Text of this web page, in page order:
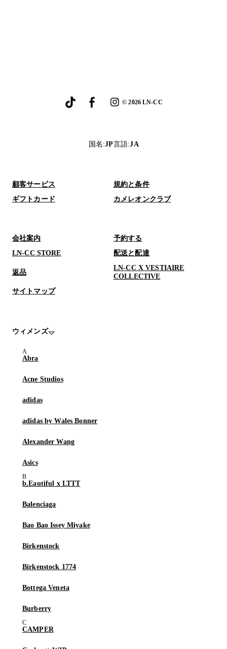
©2026LN-CC
国名 :JP言語:JA
顧客サービス
規約と条件
ギフトカード
カメレオンクラブ
会社案内
予約する
LN-CC STORE
配送と配達
返品
LN-CC X VESTIAIRE
COLLECTIVE
サイトマップ
ウィメンズ
Abra
Acne Studios
adidas
adidas by Wales Bonner
Alexander Wang
Asics
b.Eautiful x LTTT
Balenciaga
Bao Bao Issey Miyake
Birkenstock
Birkenstock 1774
Bottega Veneta
Burberry
CAMPER